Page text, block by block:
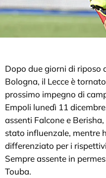
Dopo due giorni di riposo
Bologna, il Lecce è
prossimo impegno di
Empoli lunedì 11
assenti Falcone e
stato influenzale, mentre
differenziato per i
Sempre assente in
Touba.